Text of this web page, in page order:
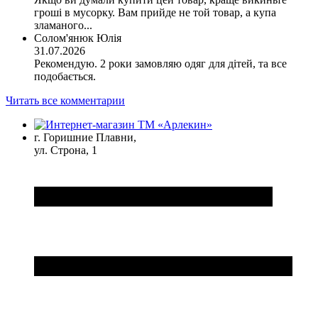
гроші в мусорку. Вам прийде не той товар, а купа
зламаного...
Солом'янюк Юлія
31.07.2026
Рекомендую. 2 роки замовляю одяг для дітей, та все
подобається.
Читать все комментарии
г. Горишние Плавни,
ул. Строна, 1